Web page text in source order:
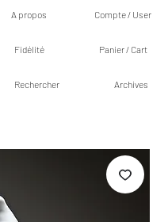
A propos Compte / User
Fidélité Panier / Cart
Rechercher Archives